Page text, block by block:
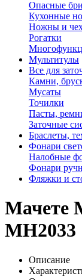
Опасные
Кухонные
Ножны и
Рогатки
Мультитулы
Все для
Камни,
Мусаты
Точилки
Пасты,
Заточные
Браслеты,
Фонари
Налобные
Фонари
Фляжки и
Мачете
MH2033
Описание